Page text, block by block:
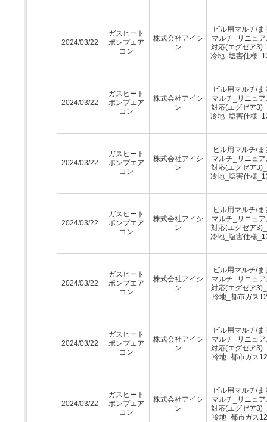
2024/03/22
ガスヒート
ポンプエア
コン
株式会社アイシ
ン
ビル用マルチ/ま
マルチ_リニュ
対応(エグゼア
冷地_塩害仕様
2024/03/22
ガスヒート
ポンプエア
コン
株式会社アイシ
ン
ビル用マルチ/ま
マルチ_リニュ
対応(エグゼア
冷地_塩害仕様
2024/03/22
ガスヒート
ポンプエア
コン
株式会社アイシ
ン
ビル用マルチ/ま
マルチ_リニュ
対応(エグゼア
冷地_塩害仕様
2024/03/22
ガスヒート
ポンプエア
コン
株式会社アイシ
ン
ビル用マルチ/ま
マルチ_リニュ
対応(エグゼア
冷地_塩害仕様
2024/03/22
ガスヒート
ポンプエア
コン
株式会社アイシ
ン
ビル用マルチ/ま
マルチ_リニュ
対応(エグゼア
冷地_都市ガス
2024/03/22
ガスヒート
ポンプエア
コン
株式会社アイシ
ン
ビル用マルチ/ま
マルチ_リニュ
対応(エグゼア
冷地_都市ガス
2024/03/22
ガスヒート
ポンプエア
コン
株式会社アイシ
ン
ビル用マルチ/ま
マルチ_リニュ
対応(エグゼア
冷地_都市ガス